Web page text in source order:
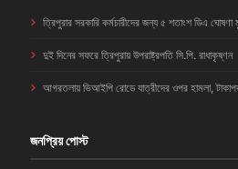
ত্রিপুরার সরকারি কর্মচারীদের জন্য ৫ শতাংশ ডিএ ঘোষণা
দুই দিনের সফরে ত্রিপুরায় উপরাষ্ট্রপতি সি.পি. রাধাকৃষ্ণন
আগরতলায় ভিআইপি রোডে যাত্রীদের ওপর হামলা,
জনপ্রিয় পোস্ট